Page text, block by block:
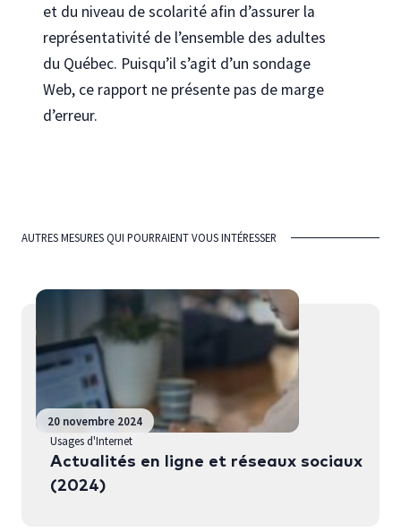
et du niveau de scolarité afin d’assurer la
représentativité de l’ensemble des adultes
du Québec. Puisqu’il s’agit d’un sondage
Web, ce rapport ne présente pas de marge
d’erreur.
AUTRES MESURES QUI POURRAIENT VOUS INTÉRESSER
20 novembre 2024
Usages d'Internet
Actualités en ligne et réseaux sociaux
(2024)